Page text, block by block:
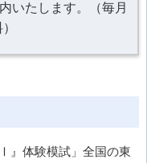
いたします。（毎月
』体験模試」全国の東